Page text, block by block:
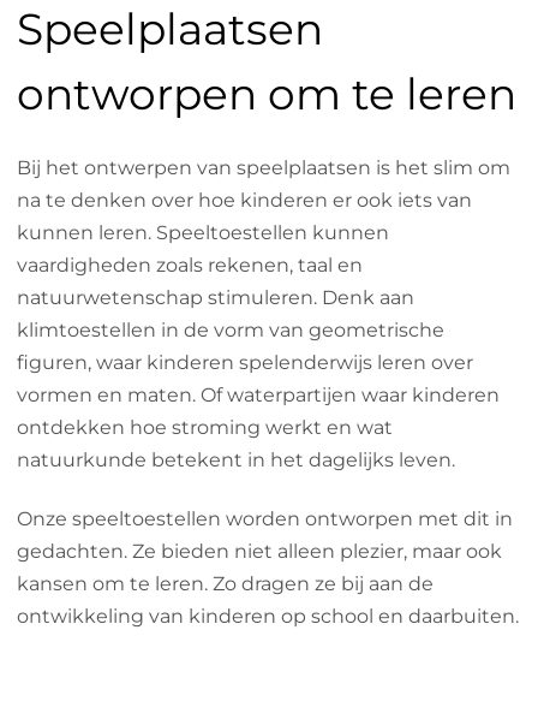
Speelplaatsen
ontworpen om te leren
Bij het ontwerpen van speelplaatsen is het slim om
na te denken over hoe kinderen er ook iets van
kunnen leren. Speeltoestellen kunnen
vaardigheden zoals rekenen, taal en
natuurwetenschap stimuleren. Denk aan
klimtoestellen in de vorm van geometrische
figuren, waar kinderen spelenderwijs leren over
vormen en maten. Of waterpartijen waar kinderen
ontdekken hoe stroming werkt en wat
natuurkunde betekent in het dagelijks leven.
Onze speeltoestellen worden ontworpen met dit in
gedachten. Ze bieden niet alleen plezier, maar ook
kansen om te leren. Zo dragen ze bij aan de
ontwikkeling van kinderen op school en daarbuiten.